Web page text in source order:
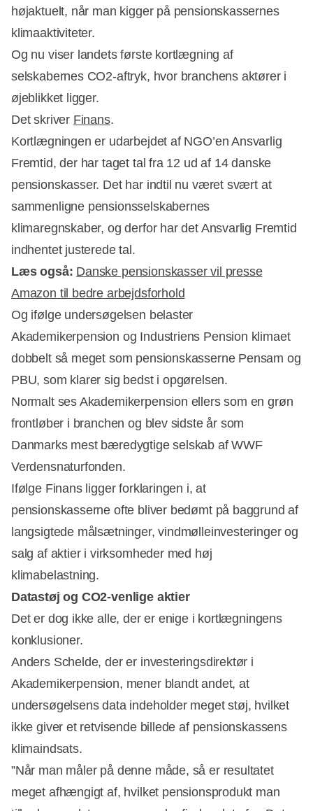
højaktuelt, når man kigger på pensionskassernes
klimaaktiviteter.
Og nu viser landets første kortlægning af
selskabernes CO2-aftryk, hvor branchens aktører i
øjeblikket ligger.
Det skriver Finans.
Kortlægningen er udarbejdet af NGO’en Ansvarlig
Fremtid, der har taget tal fra 12 ud af 14 danske
pensionskasser. Det har indtil nu været svært at
sammenligne pensionsselskabernes
klimaregnskaber, og derfor har det Ansvarlig Fremtid
indhentet justerede tal.
Læs også: Danske pensionskasser vil presse
Amazon til bedre arbejdsforhold
Og ifølge undersøgelsen belaster
Akademikerpension og Industriens Pension klimaet
dobbelt så meget som pensionskasserne Pensam og
PBU, som klarer sig bedst i opgørelsen.
Normalt ses Akademikerpension ellers som en grøn
frontløber i branchen og blev sidste år som
Danmarks mest bæredygtige selskab af WWF
Verdensnaturfonden.
Ifølge Finans ligger forklaringen i, at
pensionskasserne ofte bliver bedømt på baggrund af
langsigtede målsætninger, vindmølleinvesteringer og
salg af aktier i virksomheder med høj
klimabelastning.
Datastøj og CO2-venlige aktier
Det er dog ikke alle, der er enige i kortlægningens
konklusioner.
Anders Schelde, der er investeringsdirektør i
Akademikerpension, mener blandt andet, at
undersøgelsens data indeholder meget støj, hvilket
ikke giver et retvisende billede af pensionskassens
klimaindsats.
”Når man måler på denne måde, så er resultatet
meget afhængigt af, hvilket pensionsprodukt man